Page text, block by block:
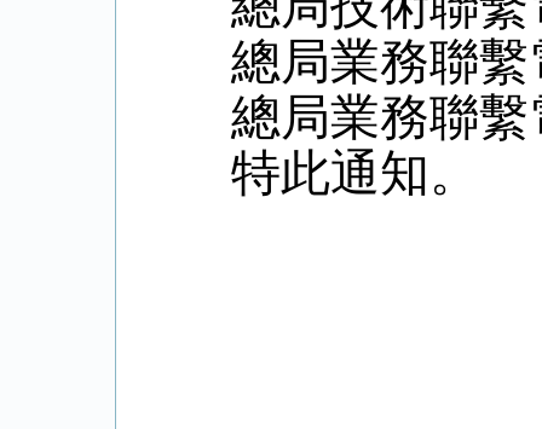
總局業務聯
總局業務聯繫
特此通知。